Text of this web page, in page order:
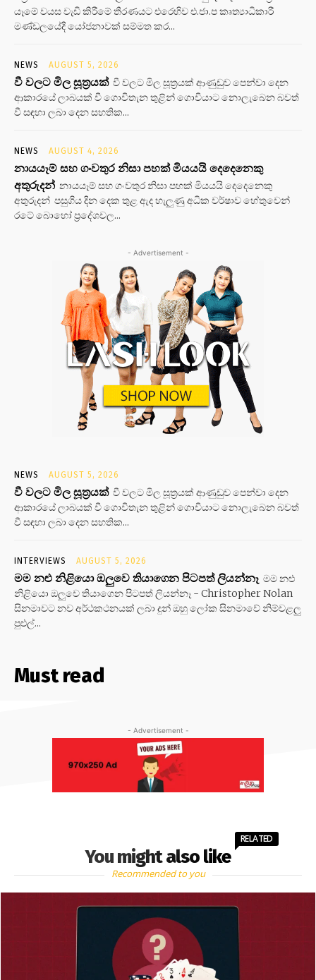
යෑමේ වයස වැඩි කිරීමේ තීරණයට එරෙහිව එ.ජා.ප කෘත්‍යාධිකාරී
මණ්ඩලයේදී යෝජනාවක් සම්මත කර...
NEWS AUGUST 5, 2026
වී වලට මිල සූත්‍රයක් වී වලට මිල සූත්‍රයක් ආණුඩුව පෙන්වා දෙන
ආකාරයේ ලාබයක් වී ගොවිතැන තුළින් ගොවියාට නොලැබෙන බවත්
වී සඳහා ලබා දෙන සහතික...
NEWS AUGUST 4, 2026
නායයෑම් සහ ගංවතුර නිසා පහක් මියයයි දෙදෙනෙකු
අතුරුදන් නායයෑම් සහ ගංවතුර නිසා පහක් මියයයි දෙදෙනෙකු
අතුරුදන් පසුගිය දින දෙක තුළ ඇද හැලුණු අධික වර්ෂාව හේතුවෙන්
රටේ බොහෝ ප්‍රදේශවල...
- Advertisement -
NEWS AUGUST 5, 2026
වී වලට මිල සූත්‍රයක් වී වලට මිල සූත්‍රයක් ආණුඩුව පෙන්වා දෙන
ආකාරයේ ලාබයක් වී ගොවිතැන තුළින් ගොවියාට නොලැබෙන බවත්
වී සඳහා ලබා දෙන සහතික...
INTERVIEWS AUGUST 5, 2026
මම නළු නිළියො ඔලුවෙ තියාගෙන පිටපත් ලියන්නෑ මම නළු
නිළියො ඔලුවෙ තියාගෙන පිටපත් ලියන්නෑ - Christopher Nolan
සිනමාවට නව අර්ථකථනයක් ලබා දුන් ඔහු ලෝක සිනමාවේ නිම්වළලු
පුළුල්...
Must read
- Advertisement -
You might also like
RELATED
Recommended to you